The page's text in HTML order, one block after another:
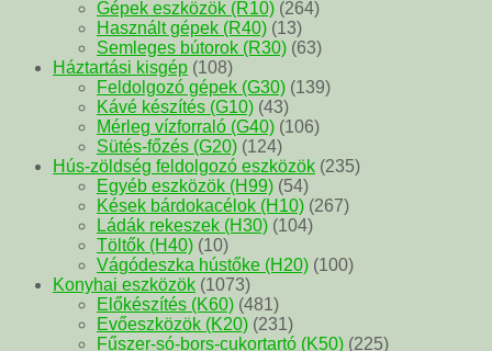
Gépek eszközök (R10) (264)
Használt gépek (R40) (13)
Semleges bútorok (R30) (63)
Háztartási kisgép (108)
Feldolgozó gépek (G30) (139)
Kávé készítés (G10) (43)
Mérleg vízforraló (G40) (106)
Sütés-főzés (G20) (124)
Hús-zöldség feldolgozó eszközök (235)
Egyéb eszközök (H99) (54)
Kések bárdokacélok (H10) (267)
Ládák rekeszek (H30) (104)
Töltők (H40) (10)
Vágódeszka hústőke (H20) (100)
Konyhai eszközök (1073)
Előkészítés (K60) (481)
Evőeszközök (K20) (231)
Fűszer-só-bors-cukortartó (K50) (225)